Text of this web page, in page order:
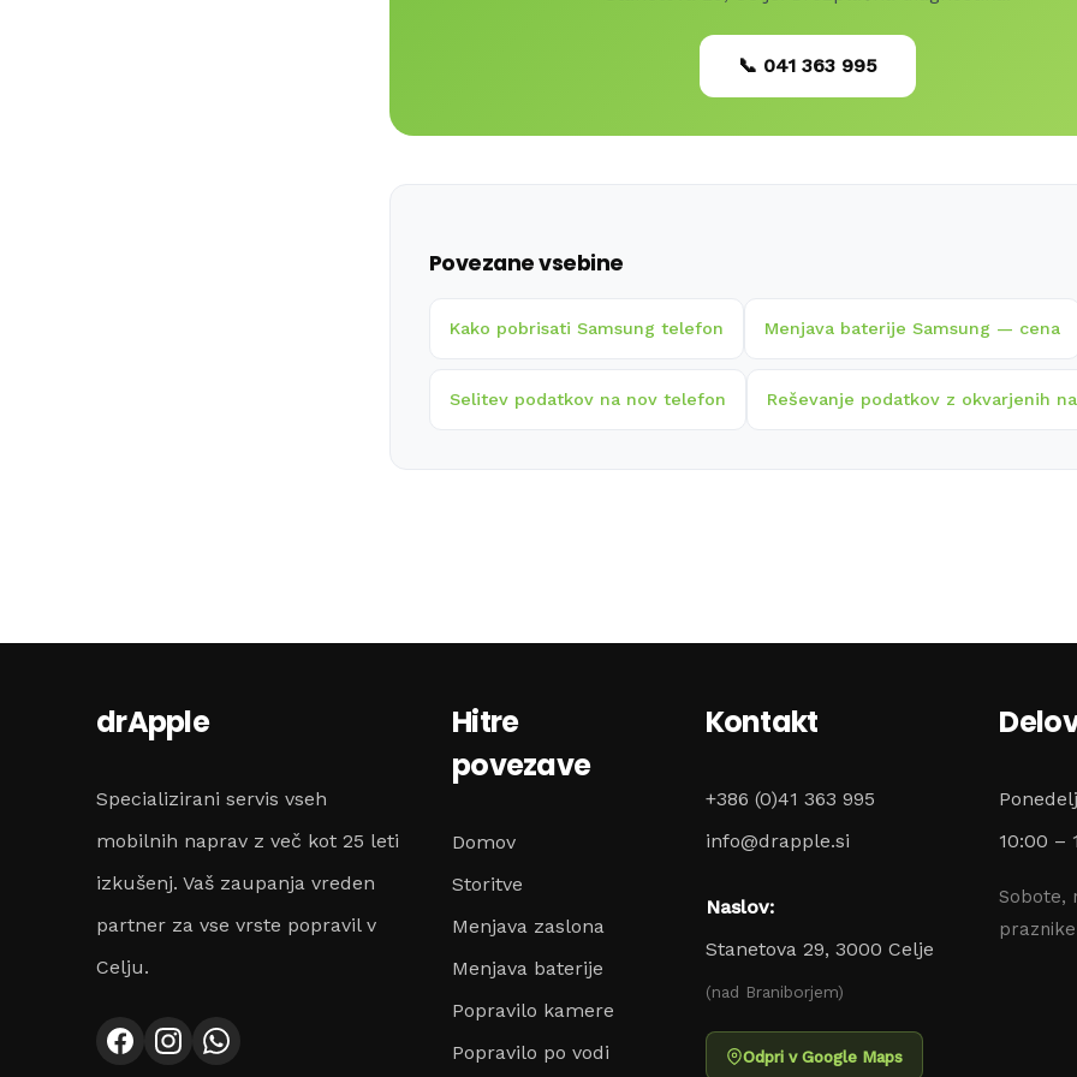
📞 041 363 995
Povezane vsebine
Kako pobrisati Samsung telefon Menjava baterije Samsung — cena
Selitev podatkov na nov telefon Reševanje podatkov z okvarjenih
drApple
Specializirani servis vseh
mobilnih naprav z več kot 25 leti
izkušenj. Vaš zaupanja vreden
partner za vse vrste popravil v
Celju.
Hitre
povezave
Domov
Storitve
Menjava zaslona
Menjava baterije
Popravilo kamere
Popravilo po vodi
Kontakt
+386 (0)41 363 995
info@drapple.si
Naslov:
Stanetova 29, 3000 Celje
(nad Braniborjem)
Odpri v Google Maps
10:00 –
Sobote,